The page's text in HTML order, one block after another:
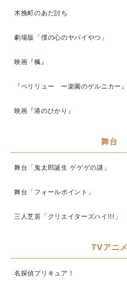
木挽町のあだ討ち
劇場版「僕の心のヤバイやつ」
映画『楓』
『ペリリュー ー楽園のゲルニカー』
映画『港のひかり』
舞台
舞台「鬼太郎誕生 ゲゲゲの謎」
舞台「フォールポイント」
三人芝居「クリエイターズハイ!!!」
TVアニメ
名探偵プリキュア！